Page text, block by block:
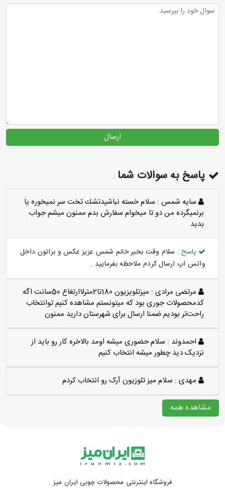
ارسال
پاسخ به سوالات شما
سايه شمس : سلام خسته نباشيدتشك تخت سر نميخوره يا
برنميگرده من دو تا ميخوام سفارش بدم ممنون ميشم جواب
بديد
پاسخ : سلام وقت بخیر خانم شمس عزیز عکس و براتون داخل
واتس اپ ارسال کردم ملاحظه بفرمایید .
مرتضی مرادی :
میزتلویزیون 180تا2مترلاارتغاع 50سانت اگه
کدمحصولات جوری بود که میتونستم مشاهده کنیم توانتخاب
راحت‌تر بودیم ضمنا ارسال برای شهرستان دارید ممنون
احمدوند : سلام حضوری میشه اومد بالاخره کار رو باید از
نزدیک دید چطور میشه انتخاب کنیم
مهدی : سلام میز تلوزیون آرک رو انتخاب کردم
مشاهده همه
فروشگاه اینترنتی محصولات چوبی ایران میز